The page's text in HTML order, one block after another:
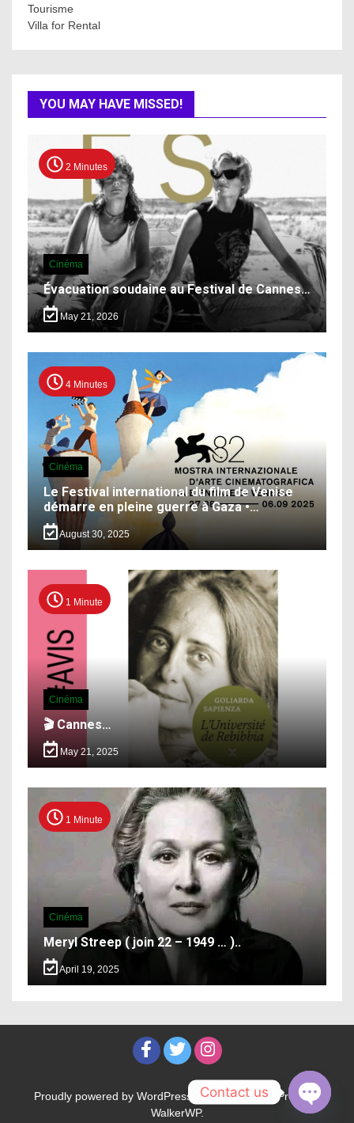
Tourisme
Villa for Rental
YOU MAY HAVE MISSED!
2 Minutes
Cinéma
Évacuation soudaine au Festival de Cannes…
May 21, 2026
4 Minutes
Cinéma
Le Festival international du film de Venise
démarre en pleine guerre à Gaza •…
August 30, 2025
1 Minute
Cinéma
🎬 Cannes…
May 21, 2025
1 Minute
Cinéma
Meryl Streep ( join 22 – 1949 … )..
April 19, 2025
Proudly powered by WordPress |Theme: WalkerPress by
WalkerWP.
Contact us